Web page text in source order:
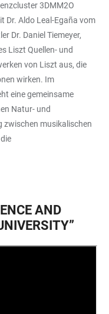
3DMM2O
Dr. Aldo Leal-Egaña vom
Dr. Daniel Tiemeyer,
Liszt Quellen- und
von Liszt aus, die
wirken. Im
eine gemeinsame
Natur- und
zwischen musikalischen
AND